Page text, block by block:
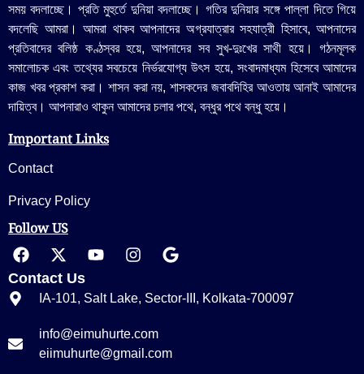
সময় বদলাচ্ছে। প্রতি মুহুর্তে দুনিয়া বদলাচ্ছে। গতির দুনিয়ার সঙ্গে পাল্লা দিতে গিয়ে
বদলেছি আমরা। আমরা থাকব আপনাদের অগ্রযাত্রার সহযাত্রী হিসাবে, আপনাদের
প্রতিবাদের বলিষ্ঠ কণ্ঠস্বর হয়ে, আপনাদের সব সুখ-দুঃখের সাথী হয়ে। গঠনমূলক
সমালোচক এবং তথ্যের সবচেয়ে নির্ভরযোগ্য উ‍ৎস হয়ে, সংবাদমাধ্যম হিসেবে আমাদের
কাজ খবর প্রকাশ করা। শাসন করা নয়, শাসকদের জবাবদিহির আওতায় আনাই আমাদের
দায়িত্ব। আপনারাও থাকুন আমাদের চলার পথে, বন্ধুর পথে বন্ধু হয়ে।
Important Links
Contact
Privacy Policy
Follow US
Contact Us
IA-101, Salt Lake, Sector-III, Kolkata-700097
info@eimuhurte.com
eiimuhurte@gmail.com